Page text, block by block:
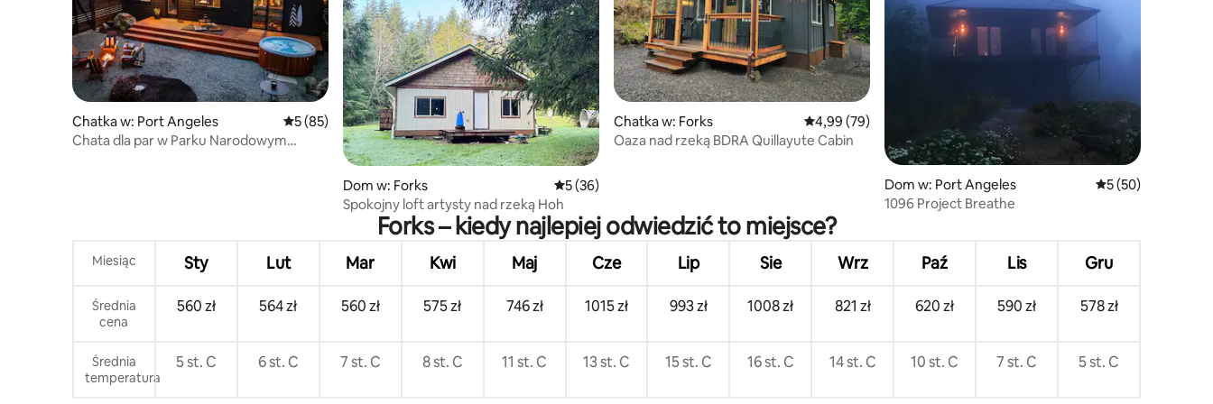
Chatka w: Port Angeles Średnia ocena: 5 na 5, liczba recenzji: 85
5 (85)
Chata dla par w Parku Narodowym
Dom w: Forks Średnia ocena: 5 na 5, liczba recenzji: 36
5 (36)
Spokojny loft artysty nad rzeką Hoh
Chatka w: Forks Średnia ocena: 4,99 na 5, liczba recenzji: 79
4,99 (79)
Oaza nad rzeką BDRA Quillayute Cabin
Dom w: Port Angeles Średnia ocena: 5
5 (50)
1096 Project Breathe
Forks – kiedy najlepiej odwiedzić to miejsce?
Miesiąc Sty Lut Mar Kwi Maj Cze Lip Sie Wrz Paź Lis Gru
Średnia
cena
560 zł 564 zł 560 zł 575 zł 746 zł 1015 zł 993 zł 1008 zł 821 zł 620 zł 590 zł 578 zł
Średnia
temperatura
5 st. C 6 st. C 7 st. C 8 st. C 11 st. C 13 st. C 15 st. C 16 st. C 14 st. C 10 st. C 7 st. C 5 st. C